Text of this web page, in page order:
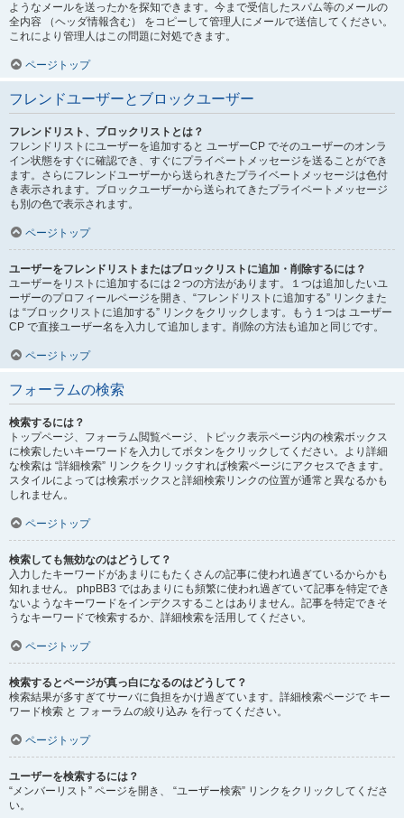
ようなメールを送ったかを探知できます。今まで受信したスパム等のメールの
全内容 （ヘッダ情報含む） をコピーして管理人にメールで送信してください。
これにより管理人はこの問題に対処できます。
ページトップ
フレンドユーザーとブロックユーザー
フレンドリスト、ブロックリストとは？
フレンドリストにユーザーを追加すると ユーザーCP でそのユーザーのオンラ
イン状態をすぐに確認でき、すぐにプライベートメッセージを送ることができ
ます。さらにフレンドユーザーから送られきたプライベートメッセージは色付
き表示されます。ブロックユーザーから送られてきたプライベートメッセージ
も別の色で表示されます。
ページトップ
ユーザーをフレンドリストまたはブロックリストに追加・削除するには？
ユーザーをリストに追加するには２つの方法があります。１つは追加したいユ
ーザーのプロフィールページを開き、“フレンドリストに追加する” リンクまた
は “ブロックリストに追加する” リンクをクリックします。もう１つは ユーザー
CP で直接ユーザー名を入力して追加します。削除の方法も追加と同じです。
ページトップ
フォーラムの検索
検索するには？
トップページ、フォーラム閲覧ページ、トピック表示ページ内の検索ボックス
に検索したいキーワードを入力してボタンをクリックしてください。より詳細
な検索は “詳細検索” リンクをクリックすれば検索ページにアクセスできます。
スタイルによっては検索ボックスと詳細検索リンクの位置が通常と異なるかも
しれません。
ページトップ
検索しても無効なのはどうして？
入力したキーワードがあまりにもたくさんの記事に使われ過ぎているからかも
知れません。 phpBB3 ではあまりにも頻繁に使われ過ぎていて記事を特定でき
ないようなキーワードをインデクスすることはありません。記事を特定できそ
うなキーワードで検索するか、詳細検索を活用してください。
ページトップ
検索するとページが真っ白になるのはどうして？
検索結果が多すぎてサーバに負担をかけ過ぎています。詳細検索ページで キー
ワード検索 と フォーラムの絞り込み を行ってください。
ページトップ
ユーザーを検索するには？
“メンバーリスト” ページを開き、 “ユーザー検索” リンクをクリックしてくださ
い。